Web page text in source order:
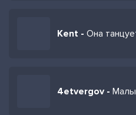
Kent - Она
4etvergov -